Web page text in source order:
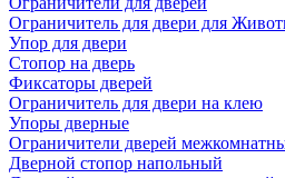
Ограничитель для двери для
Упор для двери
Стопор на дверь
Фиксаторы дверей
Ограничитель для двери на клею
Упоры дверные
Ограничители дверей
Дверной стопор напольный